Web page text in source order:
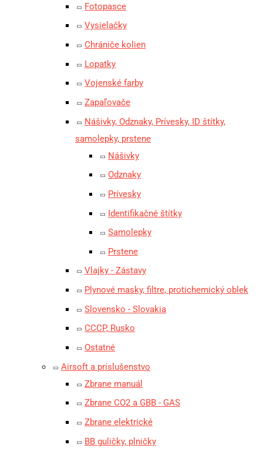
Fotopasce
Vysielačky
Chrániče kolien
Lopatky
Vojenské farby
Zapaľovače
Nášivky, Odznaky, Prívesky, ID štítky,
samolepky, prstene
Nášivky
Odznaky
Prívesky
Identifikačné štítky
Samolepky
Prstene
Vlajky - Zástavy
Plynové masky, filtre, protichemický oblek
Slovensko - Slovakia
CCCP, Rusko
Ostatné
Airsoft a príslušenstvo
Zbrane manuál
Zbrane CO2 a GBB - GAS
Zbrane elektrické
BB guličky, plničky